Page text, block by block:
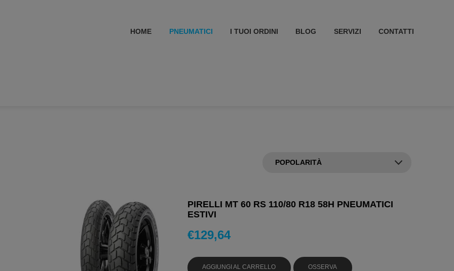
HOME PNEUMATICI I TUOI ORDINI BLOG SERVIZI CONTATTI
PIRELLI MT 60 RS 110/80 R18 58H PNEUMATICI
ESTIVI
€129,64
AGGIUNGI AL CARRELLO OSSERVA